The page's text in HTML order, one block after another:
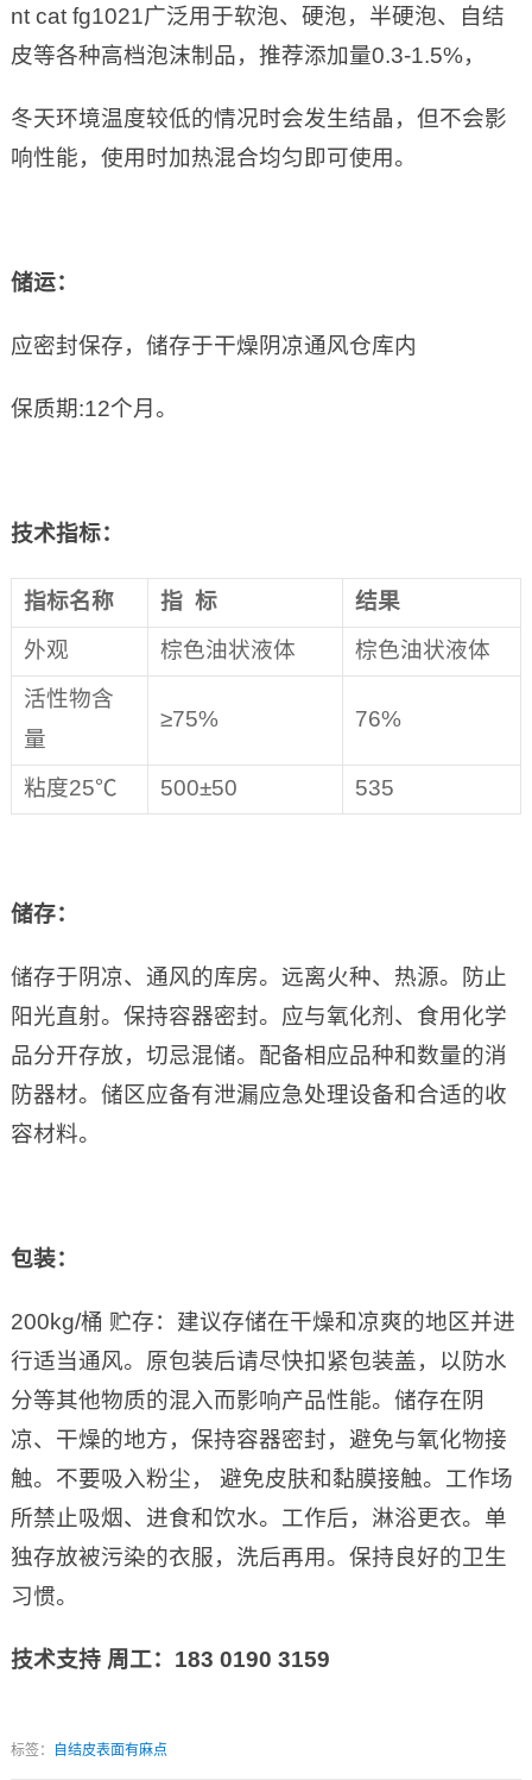
nt cat fg1021广泛用于软泡、硬泡，半硬泡、自结
皮等各种高档泡沫制品，推荐添加量0.3-1.5%，
冬天环境温度较低的情况时会发生结晶，但不会影
响性能，使用时加热混合均匀即可使用。
储运：
应密封保存，储存于干燥阴凉通风仓库内
保质期:12个月。
技术指标：
指标名称 指 标
结果
外观
棕色油状液体
棕色油状液体
活性物含
量
≥75% 76%
粘度25℃ 500±50 535
储存：
储存于阴凉、通风的库房。远离火种、热源。防止
阳光直射。保持容器密封。应与氧化剂、食用化学
品分开存放，切忌混储。配备相应品种和数量的消
防器材。储区应备有泄漏应急处理设备和合适的收
容材料。
包装：
200kg/桶 贮存：建议存储在干燥和凉爽的地区并进
行适当通风。原包装后请尽快扣紧包装盖，以防水
分等其他物质的混入而影响产品性能。储存在阴
凉、干燥的地方，保持容器密封，避免与氧化物接
触。不要吸入粉尘， 避免皮肤和黏膜接触。工作场
所禁止吸烟、进食和饮水。工作后，淋浴更衣。单
独存放被污染的衣服，洗后再用。保持良好的卫生
习惯。
技术支持 周工： 183 0190 3159
标签： 自结皮表面有麻点